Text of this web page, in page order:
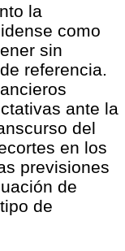
la
como
sin
referencia.
ante la
del
en los
previsiones
de
de